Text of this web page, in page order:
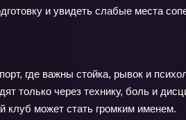
и увидеть слабые места
где важны стойка, рывок и
только через технику, боль и
клуб может стать громким именем.